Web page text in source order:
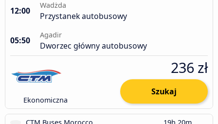
12:00
Wadżda
Przystanek autobusowy
05:50
Agadir
Dworzec główny autobusowy
Ekonomiczna
236 zł
Szukaj